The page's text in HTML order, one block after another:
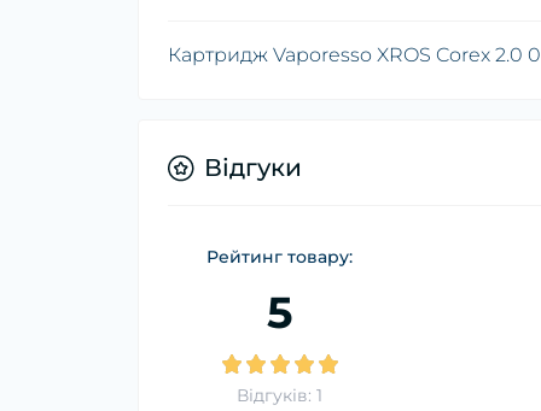
Картридж Vaporesso XROS Corex 2.0
Відгуки
Рейтинг товару:
5
Відгуків: 1